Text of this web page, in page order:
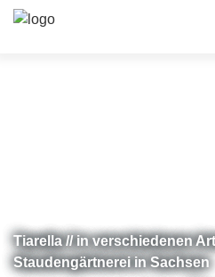
Tiarella // in verschiedenen
Staudengärtnerei in Sachsen